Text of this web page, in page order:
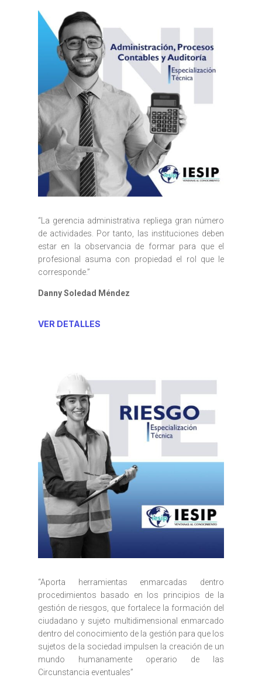
“La gerencia administrativa repliega gran número
de actividades. Por tanto, las instituciones deben
estar en la observancia de formar para que el
profesional asuma con propiedad el rol que le
corresponde.”
Danny Soledad Méndez
VER DETALLES
“Aporta herramientas enmarcadas dentro
procedimientos basado en los principios de la
gestión de riesgos, que fortalece la formación del
ciudadano y sujeto multidimensional enmarcado
dentro del conocimiento de la gestión para que los
sujetos de la sociedad impulsen la creación de un
mundo humanamente operario de las
Circunstancia eventuales”